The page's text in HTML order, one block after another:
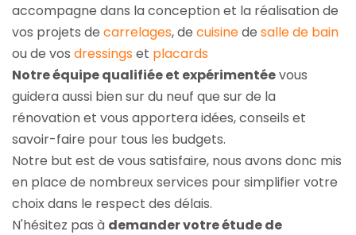
accompagne dans la conception et la réalisation de
vos projets de carrelages, de cuisine de salle de bain
ou de vos dressings et placards
Notre équipe qualifiée et expérimentée vous
guidera aussi bien sur du neuf que sur de la
rénovation et vous apportera idées, conseils et
savoir-faire pour tous les budgets.
Notre but est de vous satisfaire, nous avons donc mis
en place de nombreux services pour simplifier votre
choix dans le respect des délais.
N'hésitez pas à demander votre étude de